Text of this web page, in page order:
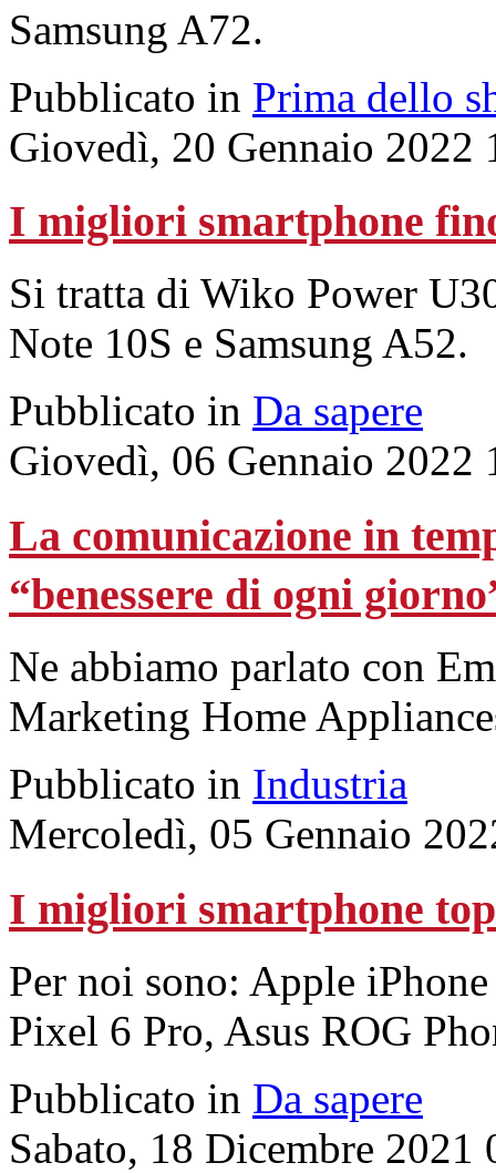
Samsung A72.
Pubblicato in Prima dello
Giovedì, 20 Gennaio 2022
I migliori smartphone
Si tratta di Wiko Power
Note 10S e Samsung A52.
Pubblicato in Da sapere
Giovedì, 06 Gennaio 2022
La comunicazione in
“benessere di ogni
Ne abbiamo parlato con
Marketing Home
Pubblicato in Industria
Mercoledì, 05 Gennaio
I migliori smartphone
Per noi sono: Apple
Pixel 6 Pro, Asus ROG
Pubblicato in Da sapere
Sabato, 18 Dicembre 2021